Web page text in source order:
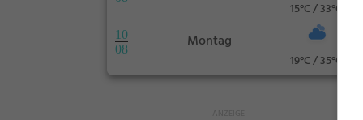
15°C / 33°C
10
08
Montag
19°C / 35°C